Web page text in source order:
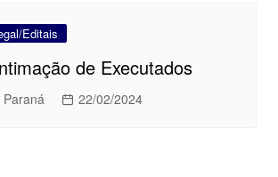
Editais
de Executados
22/02/2024